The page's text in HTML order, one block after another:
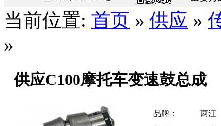
当前位置: 首页 » 供应 »
»
供应C100摩托车变速鼓总成
品牌： 两江